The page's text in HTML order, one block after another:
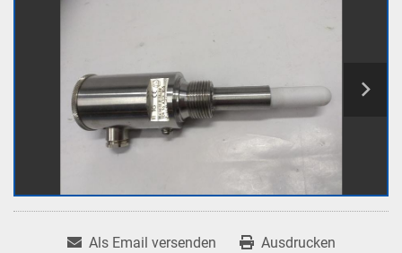
Als Email versenden Ausdrucken